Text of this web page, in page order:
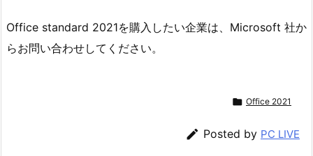
Office standard 2021を購入したい企業は、Microsoft 社か
らお問い合わせしてください。
 Office 2021
 Posted by PC LIVE